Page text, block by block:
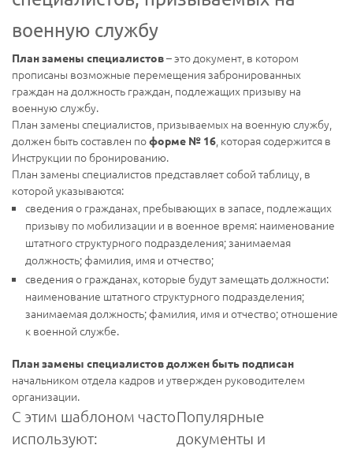
военную службу
План замены специалистов– это документ, в котором
прописаны возможные перемещения забронированных
граждан на должность граждан, подлежащих призыву на
военную службу.
План замены специалистов, призываемых на военную службу,
должен быть составлен поформе № 16, которая содержится в
Инструкции по бронированию.
План замены специалистов представляет собой таблицу, в
которой указываются:
сведения о гражданах, пребывающих в запасе, подлежащих
призыву по мобилизации и в военное время: наименование
штатного структурного подразделения; занимаемая
должность; фамилия, имя и отчество;
сведения о гражданах, которые будут замещать должности:
наименование штатного структурного подразделения;
занимаемая должность; фамилия, имя и отчество; отношение
к военной службе.
План замены специалистов должен быть подписан
начальником отдела кадров и утвержден руководителем
организации.
С этим шаблоном часто
используют:
Популярные
документы и